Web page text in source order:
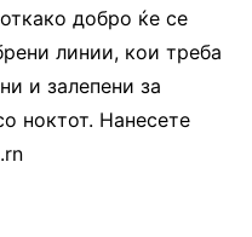
добро ќе се
линии, кои треба
и залепени за
ноктот. Нанесете